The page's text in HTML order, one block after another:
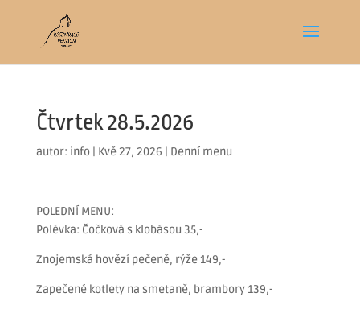
Čtvrtek 28.5.2026
autor: info| Kvě 27, 2026 | Denní menu
POLEDNÍ MENU:
Polévka: Čočková s klobásou 35,-
Znojemská hovězí pečeně, rýže 149,-
Zapečené kotlety na smetaně, brambory 139,-